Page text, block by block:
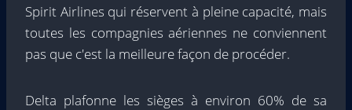
Spirit Airlines qui réservent à pleine capacité, mais
toutes les compagnies aériennes ne conviennent
pas que c'est la meilleure façon de procéder.
Delta plafonne les sièges à environ 60% de sa